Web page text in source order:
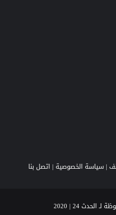
|سياسة الخصوصية | اتصل بنا
24 | 2020